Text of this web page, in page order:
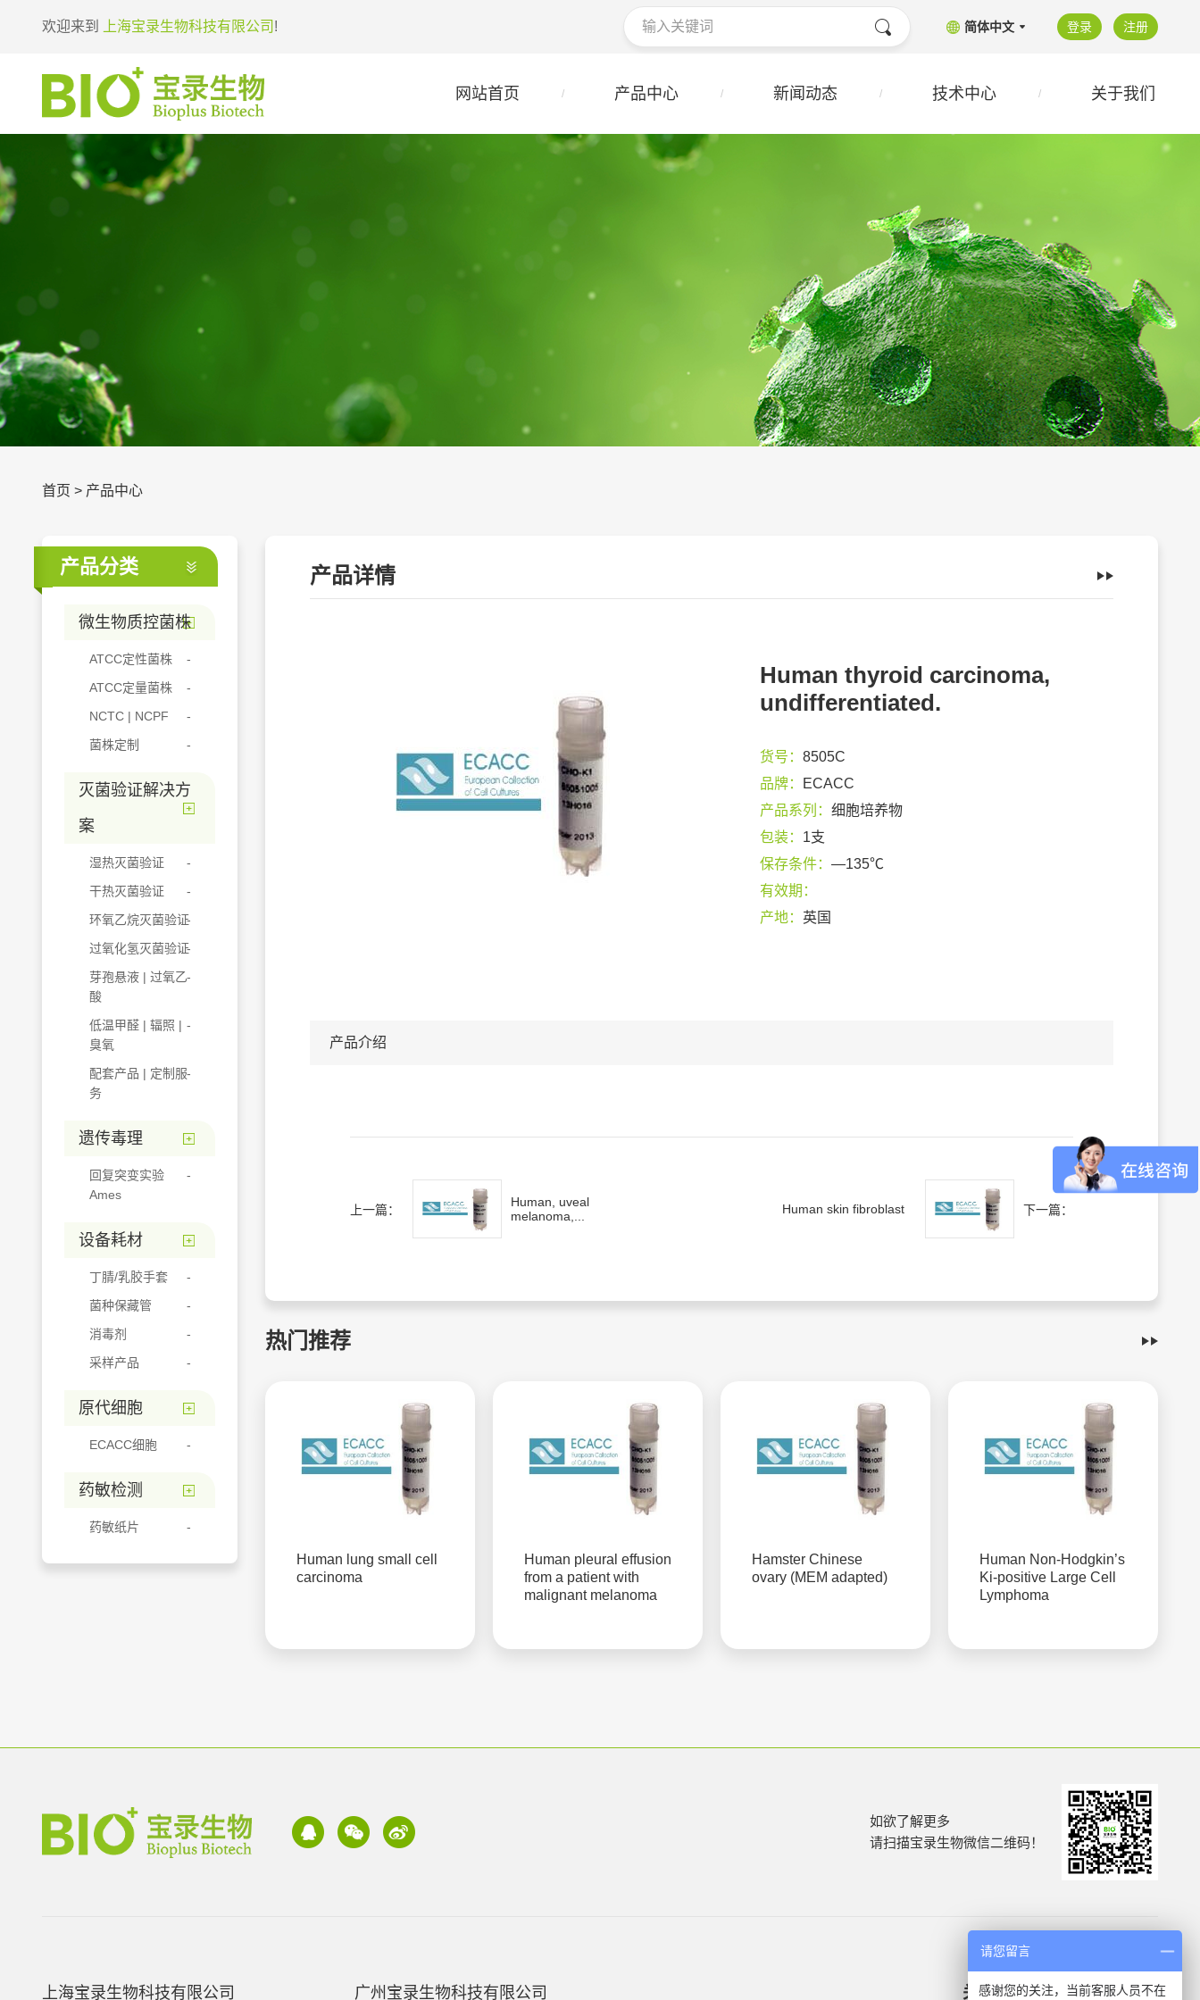
欢迎来到 上海宝录生物科技有限公司 ! 简体中文 登录 注册
网站首页 产品中心 新闻动态 技术中心 关于我们
首页 > 产品中心
产品分类
微生物质控菌株
ATCC定性菌株
ATCC定量菌株
NCTC | NCPF
菌株定制
灭菌验证解决方
案
湿热灭菌验证
干热灭菌验证
环氧乙烷灭菌验证
过氧化氢灭菌验证
芽孢悬液 | 过氧乙
酸
低温甲醛 | 辐照 |
臭氧
配套产品 | 定制服
务
遗传毒理
回复突变实验
Ames
设备耗材
丁腈/乳胶手套
菌种保藏管
消毒剂
采样产品
原代细胞
ECACC细胞
药敏检测
药敏纸片
产品详情
Human thyroid carcinoma,
undifferentiated.
货号： 8505C
品牌：
ECACC
产品系列： 细胞培养物
包装： 1支
保存条件： —135℃
有效期：
产地： 英国
产品介绍
上一篇：
Human, uveal
melanoma,...
Human skin fibroblast 下一篇：
热门推荐
Human lung small cell
carcinoma
Human pleural effusion
from a patient with
malignant melanoma
Hamster Chinese
ovary (MEM adapted)
Human Non-Hodgkin’s
Ki-positive Large Cell
Lymphoma
如欲了解更多
请扫描宝录生物微信二维码！
上海宝录生物科技有限公司 广州宝录生物科技有限公司 关于我们 产品信息
请您留言
感谢您的关注，当前客服人员不在